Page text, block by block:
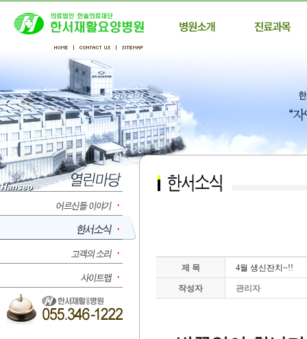
제 목 4월 생신잔치~!!
작성자 관리자